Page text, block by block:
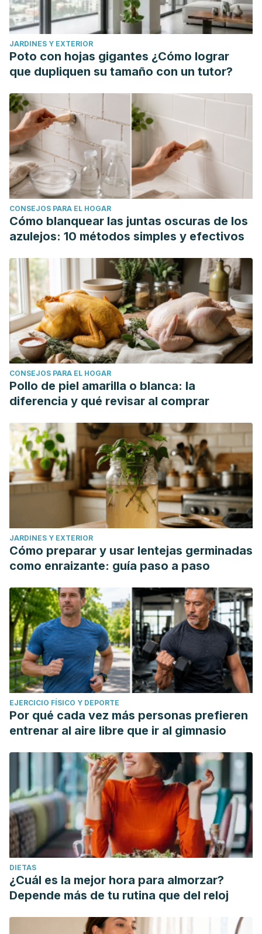
2010. https://agroambient.gva.es/va/web/medio-
natural/principales-enfermedades-y-fisiopatias-
detectadas-70866
¿Qué es Phytophphora? Universidad Estatal de Oregón.
greenhouse-and-christmas-trees/%C2%BFqu%C3%A9-
es-phytophthora
JARDINES Y EXTERIOR
Poto con hojas gigantes ¿Cómo lograr
que dupliquen su tamaño con un tutor?
CONSEJOS PARA EL HOGAR
Cómo blanquear las juntas oscuras de los
azulejos: 10 métodos simples y efectivos
CONSEJOS PARA EL HOGAR
Pollo de piel amarilla o blanca: la
diferencia y qué revisar al comprar
JARDINES Y EXTERIOR
Cómo preparar y usar lentejas germinadas
como enraizante: guía paso a paso
EJERCICIO FÍSICO Y DEPORTE
Por qué cada vez más personas prefieren
entrenar al aire libre que ir al gimnasio
DIETAS
¿Cuál es la mejor hora para almorzar?
Depende más de tu rutina que del reloj